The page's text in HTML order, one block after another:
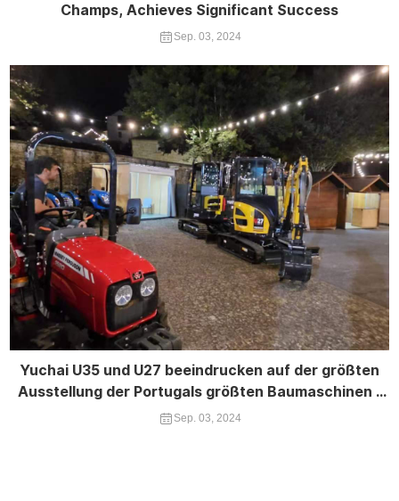
Champs, Achieves Significant Success
Sep. 03, 2024
Yuchai U35 und U27 beeindrucken auf der größten
Ausstellung der Portugals größten Baumaschinen -
Expo
Sep. 03, 2024